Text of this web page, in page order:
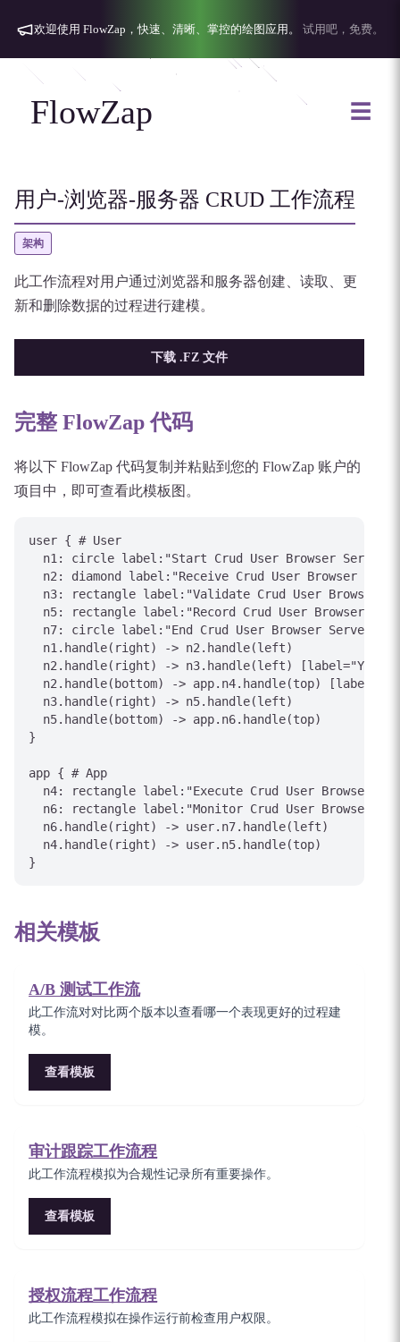
欢迎使用 FlowZap，快速、清晰、掌控的绘图应用。 试用吧，免费。
FlowZap ☰
用户-浏览器-服务器 CRUD 工作流程
架构
此工作流程对用户通过浏览器和服务器创建、读取、更
新和删除数据的过程进行建模。
下载 .FZ 文件
完整 FlowZap 代码
将以下 FlowZap 代码复制并粘贴到您的 FlowZap 账户的
项目中，即可查看此模板图。
user { # User
  n1: circle label:"Start Crud User Browser Server"
n2: diamond label:"Receive Crud User Browser
n3: rectangle label:"Validate Crud User Browser
n5: rectangle label:"Record Crud User Browser
  n7: circle label:"End Crud User Browser Server"
  n1.handle(right) -> n2.handle(left)
n2.handle(right) -> n3.handle(left) [label="Yes/
n2.handle(bottom) -> app.n4.handle(top)
  n3.handle(right) -> n5.handle(left)
  n5.handle(bottom) -> app.n6.handle(top)
}
app { # App
n4: rectangle label:"Execute Crud User Browser
n6: rectangle label:"Monitor Crud User Browser
  n6.handle(right) -> user.n7.handle(left)
  n4.handle(right) -> user.n5.handle(top)
相关模板
A/B 测试工作流
此工作流对对比两个版本以查看哪一个表现更好的过程建
模。
查看模板
审计跟踪工作流程
此工作流程模拟为合规性记录所有重要操作。
查看模板
授权流程工作流程
此工作流程模拟在操作运行前检查用户权限。